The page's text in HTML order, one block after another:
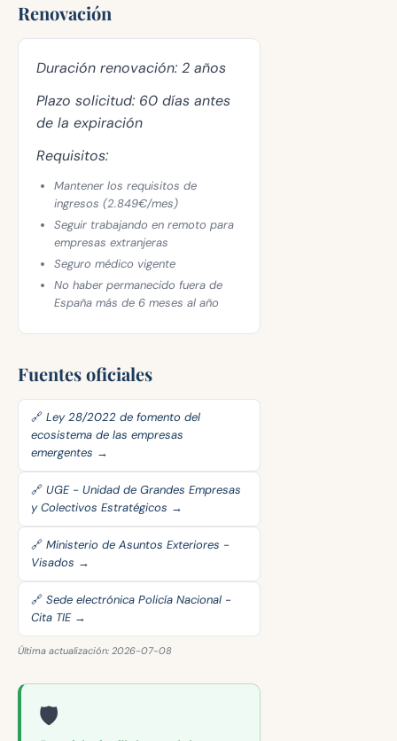
Renovación
Duración renovación: 2 años
Plazo solicitud: 60 días antes
de la expiración
Requisitos:
Mantener los requisitos de
ingresos (2.849€/mes)
Seguir trabajando en remoto para
empresas extranjeras
Seguro médico vigente
No haber permanecido fuera de
España más de 6 meses al año
Fuentes oficiales
🔗 Ley 28/2022 de fomento del
ecosistema de las empresas
emergentes →
🔗 UGE - Unidad de Grandes Empresas
y Colectivos Estratégicos →
🔗 Ministerio de Asuntos Exteriores -
Visados →
🔗 Sede electrónica Policía Nacional -
Cita TIE →
Última actualización: 2026-07-08
🛡️